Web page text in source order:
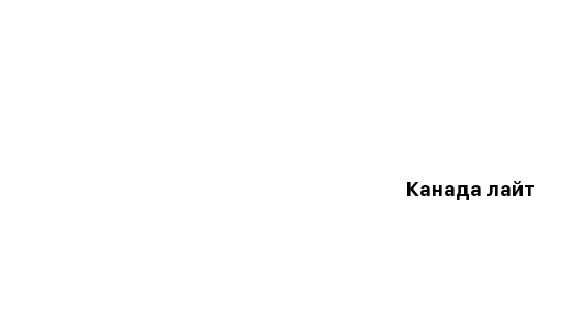
Канада лайт